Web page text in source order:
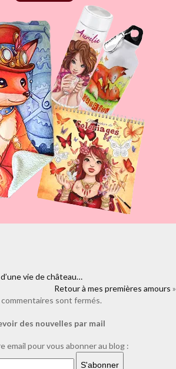
plugins/like.php?
derniere-princesse-de-noel-
vie de château…
Retour à mes premières amours »
commentaires sont fermés.
des nouvelles par mail
email pour vous abonner au blog :